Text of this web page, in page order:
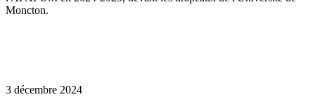
3 décembre 2024